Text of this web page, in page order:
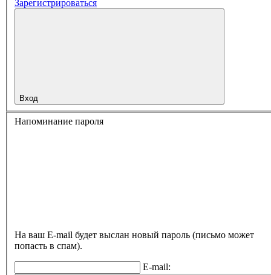
Зарегистрироваться
Вход
Напоминание пароля
На ваш E-mail будет выслан новый пароль (письмо может
попасть в спам).
E-mail: